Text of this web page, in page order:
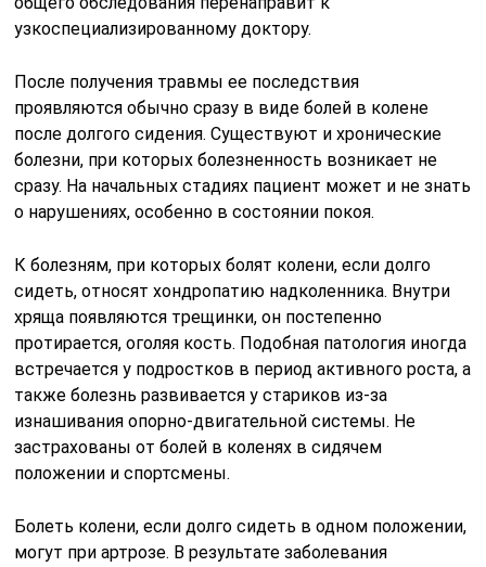
узкоспециализированному доктору.
После получения травмы ее последствия
проявляются обычно сразу в виде болей в колене
после долгого сидения. Существуют и хронические
болезни, при которых болезненность возникает не
сразу. На начальных стадиях пациент может и не знать
о нарушениях, особенно в состоянии покоя.
К болезням, при которых болят колени, если долго
сидеть, относят хондропатию надколенника. Внутри
хряща появляются трещинки, он постепенно
протирается, оголяя кость. Подобная патология иногда
встречается у подростков в период активного роста, а
также болезнь развивается у стариков из-за
изнашивания опорно-двигательной системы. Не
застрахованы от болей в коленях в сидячем
положении и спортсмены.
Болеть колени, если долго сидеть в одном положении,
могут при артрозе. В результате заболевания